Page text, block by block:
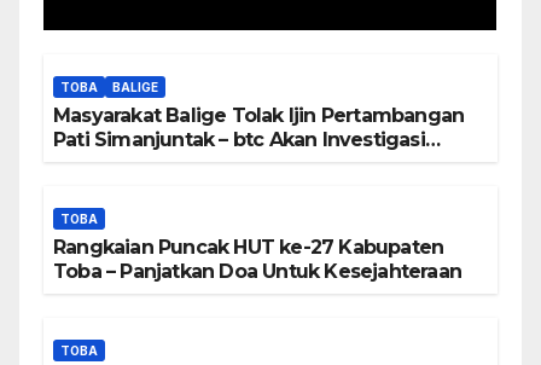
Berada Di DTA – Frengki
Pardede : Kami Tidak Miliki
Peta DTA – Tanda Tangan
Masyarakat Diduga
TOBA BALIGE
Masyarakat Balige Tolak Ijin Pertambangan
Pati Simanjuntak – btc Akan Investigasi
TOBA
Rangkaian Puncak HUT ke-27 Kabupaten
Toba – Panjatkan Doa Untuk Kesejahteraan
TOBA